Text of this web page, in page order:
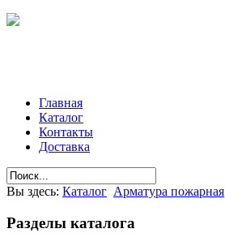
Главная
Каталог
Контакты
Доставка
Вы здесь: Каталог Арматура пожарная
Разделы каталога